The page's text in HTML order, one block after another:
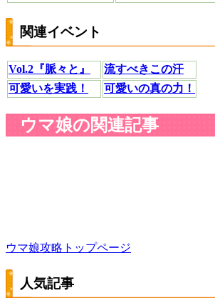
関連イベント
Vol.2『脈々と』
流すべきこの汗
可愛いを実践！
可愛いの真の力！
ウマ娘の関連記事
ウマ娘攻略トップページ
人気記事